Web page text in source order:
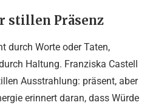
stillen Präsenz
durch Worte oder Taten,
Haltung. Franziska Castell
Ausstrahlung: präsent, aber
erinnert daran, dass Würde